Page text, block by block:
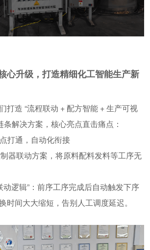
心升级，打造精细化工智能生产新
打造 “流程联动 + 配方智能 +生产可视
条解决方案，核心亮点直击痛点：
打通，自动化衔接
器联动方案，将原料配料发料等工序无
动逻辑”：前序工序完成后自动触发下序
时间大大缩短 ， 告别人工调度延迟。